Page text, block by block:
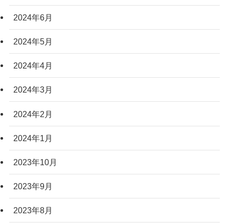
2024年6月
2024年5月
2024年4月
2024年3月
2024年2月
2024年1月
2023年10月
2023年9月
2023年8月